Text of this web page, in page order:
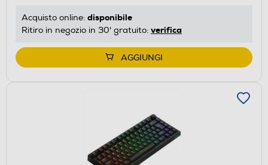
Acquisto online: disponibile
Ritiro in negozio in 30' gratuito: verifica
AGGIUNGI